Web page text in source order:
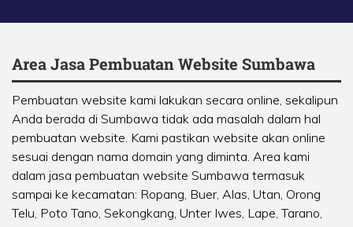
Area Jasa Pembuatan Website Sumbawa
Pembuatan website kami lakukan secara online, sekalipun
Anda berada di Sumbawa tidak ada masalah dalam hal
pembuatan website. Kami pastikan website akan online
sesuai dengan nama domain yang diminta. Area kami
dalam jasa pembuatan website Sumbawa termasuk
sampai ke kecamatan: Ropang, Buer, Alas, Utan, Orong
Telu, Poto Tano, Sekongkang, Unter Iwes, Lape,Tarano,